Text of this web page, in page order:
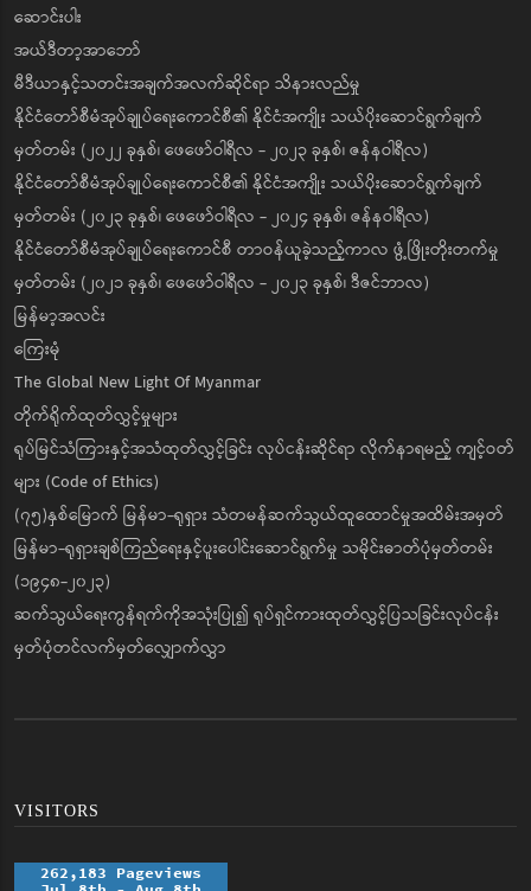
ဆောင်းပါး
အယ်ဒီတာ့အာဘော်
မီဒီယာနှင့်သတင်းအချက်အလက်ဆိုင်ရာ သိနားလည်မှု
နိုင်ငံတော်စီမံအုပ်ချုပ်ရေးကောင်စီ၏ နိုင်ငံအကျိုး သယ်ပိုးဆောင်ရွက်ချက်
မှတ်တမ်း (၂၀၂၂ ခုနှစ်၊ ဖေဖော်ဝါရီလ - ၂၀၂၃ ခုနှစ်၊ ဇန်နဝါရီလ)
နိုင်ငံတော်စီမံအုပ်ချုပ်ရေးကောင်စီ၏ နိုင်ငံအကျိုး သယ်ပိုးဆောင်ရွက်ချက်
မှတ်တမ်း (၂၀၂၃ ခုနှစ်၊ ဖေဖော်ဝါရီလ - ၂၀၂၄ ခုနှစ်၊ ဇန်နဝါရီလ)
နိုင်ငံတော်စီမံအုပ်ချုပ်ရေးကောင်စီ တာဝန်ယူခဲ့သည့်ကာလ ဖွံ့ဖြိုးတိုးတက်မှု
မှတ်တမ်း (၂၀၂၁ ခုနှစ်၊ ဖေဖော်ဝါရီလ - ၂၀၂၃ ခုနှစ်၊ ဒီဇင်ဘာလ)
မြန်မာ့အလင်း
ကြေးမုံ
The Global New Light Of Myanmar
တိုက်ရိုက်ထုတ်လွှင့်မှုများ
ရုပ်မြင်သံကြားနှင့်အသံထုတ်လွှင့်ခြင်း လုပ်ငန်းဆိုင်ရာ လိုက်နာရမည့် ကျင့်ဝတ်
များ (Code of Ethics)
(၇၅)နှစ်မြောက် မြန်မာ-ရုရှား သံတမန်ဆက်သွယ်ထူထောင်မှုအထိမ်းအမှတ်
မြန်မာ-ရုရှားချစ်ကြည်ရေးနှင့်ပူးပေါင်းဆောင်ရွက်မှု သမိုင်းဓာတ်ပုံမှတ်တမ်း
(၁၉၄၈-၂၀၂၃)
ဆက်သွယ်ရေးကွန်ရက်ကိုအသုံးပြု၍ ရုပ်ရှင်ကားထုတ်လွှင့်ပြသခြင်းလုပ်ငန်း
မှတ်ပုံတင်လက်မှတ်လျှောက်လွှာ
VISITORS